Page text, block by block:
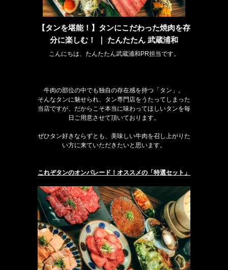
【タンを堪能！】タンにこだわった焼肉を存
分に楽しむ！ ｜ たんたたん 武蔵浦和
こんにちは、たんたたん武蔵浦和PR担当です。
牛肉の部位の中でも独自の存在感を持つ「タン」。
そんなタンに魅せられ、タン専門店をうたってしまった
当店ですが、だからこそ本当に味わってほしいタンを毎
日ご用意させて頂いております。
ぜひタン好きならずとも、美味しい牛肉を召し上がりた
い方に来ていただきたいと思います。
これぞタンのオンパレード！オススメの「特選セット」